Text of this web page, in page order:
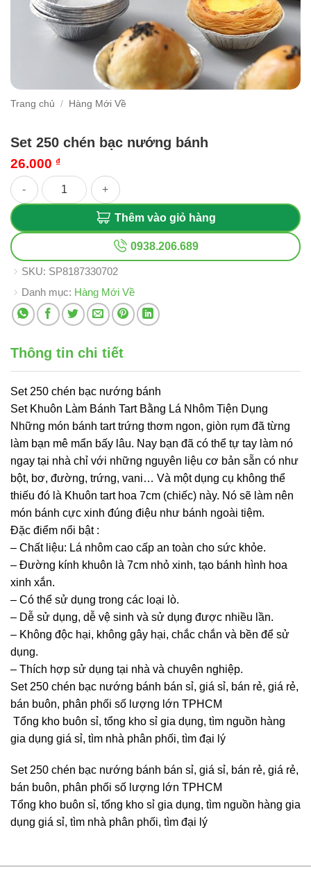
Trang chủ / Hàng Mới Về
Set 250 chén bạc nướng bánh
26.000 ₫
Set 250 chén bạc nướng bánh số lượng
Thêm vào giỏ hàng
0938.206.689
SKU: SP8187330702
Danh mục: Hàng Mới Về
Thông tin chi tiết
Set 250 chén bạc nướng bánh
Set Khuôn Làm Bánh Tart Bằng Lá Nhôm Tiện Dụng
Những món bánh tart trứng thơm ngon, giòn rụm đã từng
làm bạn mê mẩn bấy lâu. Nay bạn đã có thể tự tay làm nó
ngay tại nhà chỉ với những nguyên liệu cơ bản sẵn có như
bột, bơ, đường, trứng, vani… Và một dụng cụ không thể
thiếu đó là Khuôn tart hoa 7cm (chiếc) này. Nó sẽ làm nên
món bánh cực xinh đúng điệu như bánh ngoài tiệm.
Đặc điểm nổi bật :
– Chất liệu: Lá nhôm cao cấp an toàn cho sức khỏe.
– Đường kính khuôn là 7cm nhỏ xinh, tạo bánh hình hoa
xinh xắn.
– Có thể sử dụng trong các loại lò.
– Dễ sử dụng, dễ vệ sinh và sử dụng được nhiều lần.
– Không độc hại, không gây hại, chắc chắn và bền để sử
dụng.
– Thích hợp sử dụng tại nhà và chuyên nghiệp.
Set 250 chén bạc nướng bánh bán sỉ, giá sỉ, bán rẻ, giá rẻ,
bán buôn, phân phối số lượng lớn TPHCM
Tổng kho buôn sỉ, tổng kho sỉ gia dụng, tìm nguồn hàng
gia dụng giá sỉ, tìm nhà phân phối, tìm đại lý
Set 250 chén bạc nướng bánh bán sỉ, giá sỉ, bán rẻ, giá rẻ,
bán buôn, phân phối số lượng lớn TPHCM
Tổng kho buôn sỉ, tổng kho sỉ gia dụng, tìm nguồn hàng gia
dụng giá sỉ, tìm nhà phân phối, tìm đại lý